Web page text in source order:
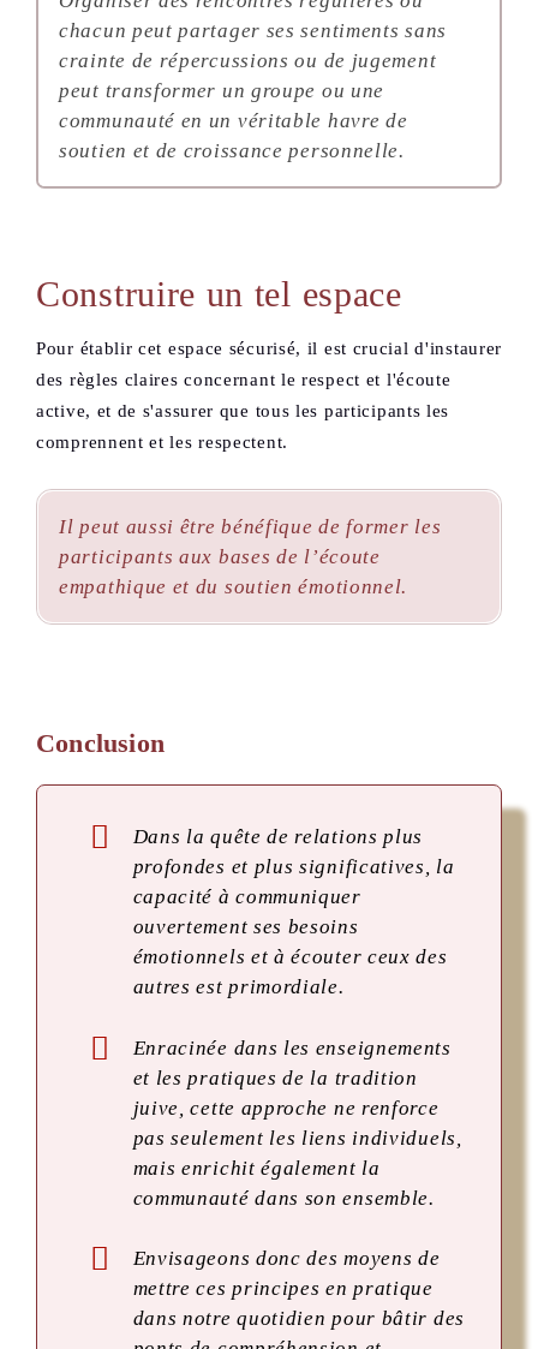
chacun peut partager ses sentiments sans
crainte de répercussions ou de jugement
peut transformer un groupe ou une
communauté en un véritable havre de
soutien et de croissance personnelle.
Construire un tel espace
Pour établir cet espace sécurisé, il est crucial d'instaurer
des règles claires concernant le respect et l'écoute
active, et de s'assurer que tous les participants les
comprennent et les respectent.
Il peut aussi être bénéfique de former les
participants aux bases de l’écoute
empathique et du soutien émotionnel.
Conclusion
Dans la quête de relations plus
profondes et plus significatives, la
capacité à communiquer
ouvertement ses besoins
émotionnels et à écouter ceux des
autres est primordiale.
Enracinée dans les enseignements
et les pratiques de la tradition
juive, cette approche ne renforce
pas seulement les liens individuels,
mais enrichit également la
communauté dans son ensemble.
Envisageons donc des moyens de
mettre ces principes en pratique
dans notre quotidien pour bâtir des